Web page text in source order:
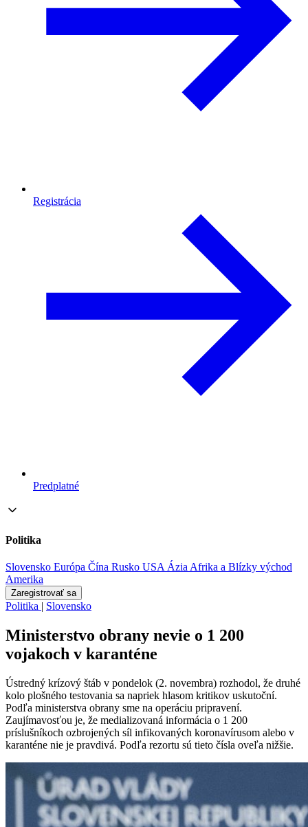
Registrácia
Predplatné
Politika
Slovensko Európa Čína Rusko USA ÁziaAfrika a Blízky východ
Amerika
Zaregistrovať sa
Politika | Slovensko
Ministerstvo obrany nevie o 1 200
vojakoch v karanténe
Ústredný krízový štáb v pondelok (2. novembra) rozhodol, že druhé
kolo plošného testovania sa napriek hlasom kritikov uskutoční.
Podľa ministerstva obrany sme na operáciu pripravení.
Zaujímavosťou je, že medializovaná informácia o 1 200
príslušníkoch ozbrojených síl infikovaných koronavírusom alebo v
karanténe nie je pravdivá. Podľa rezortu sú tieto čísla oveľa nižšie.